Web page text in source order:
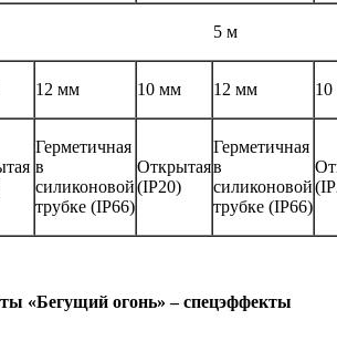
5 м
12 мм 10 мм 12 мм
Герметичная
в
силиконовой
трубке (IP66)
Открытая
(IP20)
Герметичная
в
силиконовой
трубке (IP66)
«Бегущий огонь» – спецэффекты